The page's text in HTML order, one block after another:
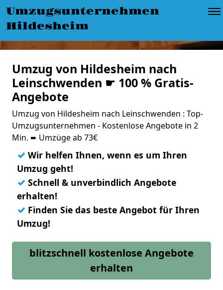
Umzugsunternehmen
Hildesheim
Umzug von Hildesheim nach
Leinschwenden ☛ 100 % Gratis-
Angebote
Umzug von Hildesheim nach Leinschwenden : Top-
Umzugsunternehmen - Kostenlose Angebote in 2
Min. ➨ Umzüge ab 73€
✓ Wir helfen Ihnen, wenn es um Ihren
Umzug geht!
✓ Schnell & unverbindlich Angebote
erhalten!
✓ Finden Sie das beste Angebot für Ihren
Umzug!
blitzschnell kostenlose Angebote
erhalten